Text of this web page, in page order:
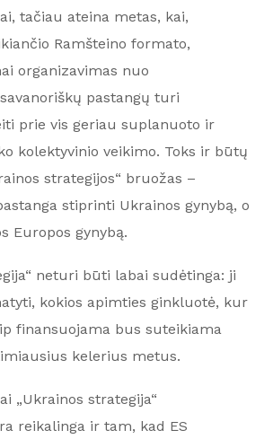
tačiau ateina metas, kai,
Ramšteino formato,
organizavimas nuo
pastangų turi
prie vis geriau suplanuoto ir
kolektyvinio veikimo. Toks ir būtų
strategijos“ bruožas –
stiprinti Ukrainos gynybą, o
Europos gynybą.
neturi būti labai sudėtinga: ji
kokios apimties ginkluotė, kur
finansuojama bus suteikiama
kelerius metus.
„Ukrainos strategija“
reikalinga ir tam, kad ES